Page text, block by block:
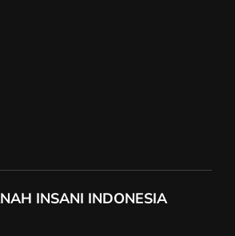
INSANI INDONESIA